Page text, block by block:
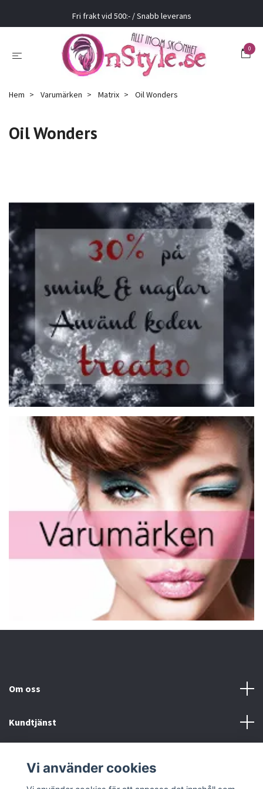
Fri frakt vid 500:- / Snabb leverans
0
Hem Varumärken Matrix Oil Wonders
Oil Wonders
Om oss
Kundtjänst
Vi använder cookies